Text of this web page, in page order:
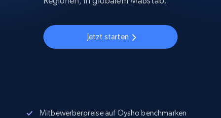
Jetzt starten
Mitbewerberpreise auf Oysho benchmarken